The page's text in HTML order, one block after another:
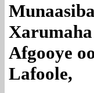
Afgooye
Lafoole,